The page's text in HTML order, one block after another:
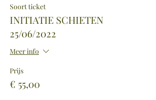
Soort ticket
INITIATIE SCHIETEN
25/06/2022
Meer info
Prijs
€ 55,00